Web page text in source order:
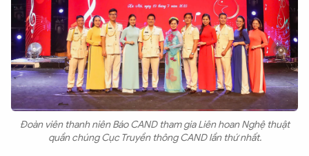
Đoàn viên thanh niên Báo CAND tham gia Liên hoan Nghệ thuật
quần chúng Cục Truyền thông CAND lần thứ nhất.